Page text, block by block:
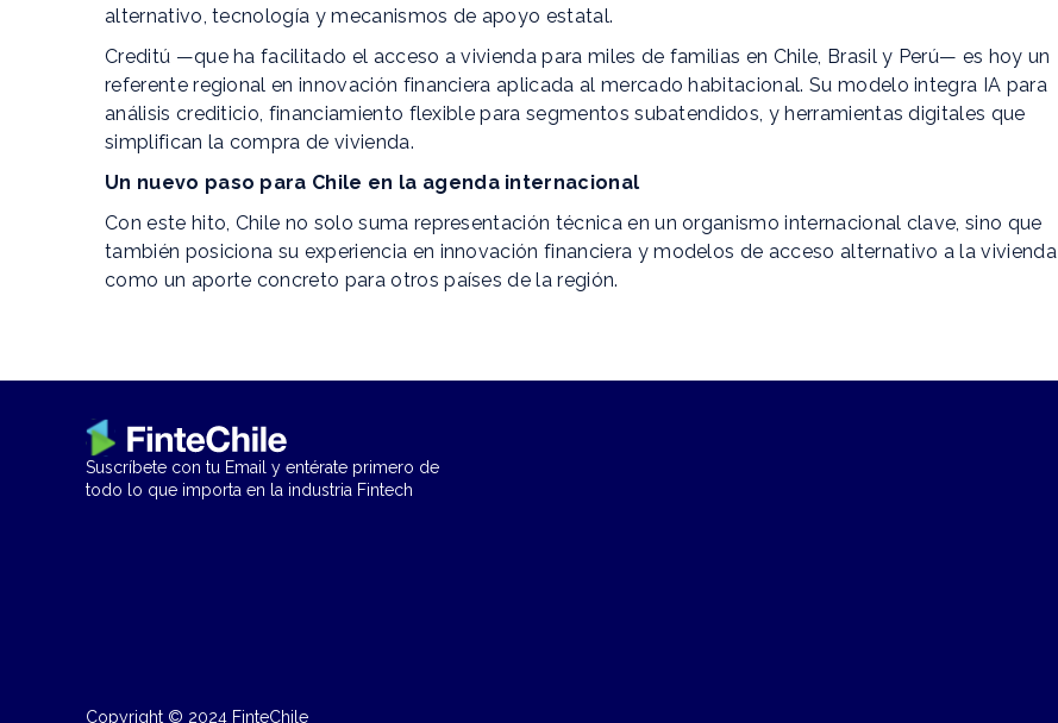
alternativo, tecnología y mecanismos de apoyo estatal.
Creditú —que ha facilitado el acceso a vivienda para miles de familias en Chile, Brasil y Perú— es hoy un
referente regional en innovación financiera aplicada al mercado habitacional. Su modelo integra IA para
análisis crediticio, financiamiento flexible para segmentos subatendidos, y herramientas digitales que
simplifican la compra de vivienda.
Un nuevo paso para Chile en la agenda internacional
Con este hito, Chile no solo suma representación técnica en un organismo internacional clave, sino que
también posiciona su experiencia en innovación financiera y modelos de acceso alternativo a la vivienda
como un aporte concreto para otros países de la región.
Suscríbete con tu Email y entérate primero de
todo lo que importa en la industria Fintech
Copyright © 2024 FinteChile